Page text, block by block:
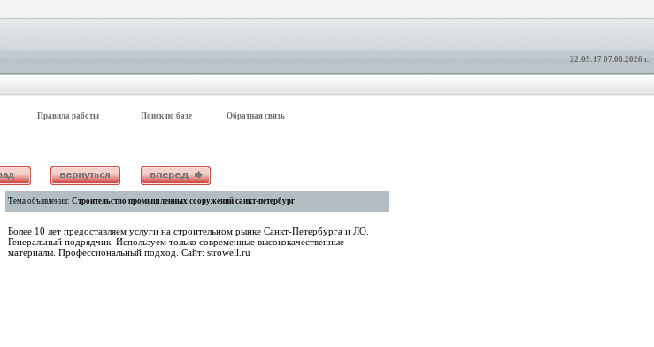
22:09:17 07.08.2026 г.
Правила работы Поиск по базе Обратная связь
Тема объявления: Строительство промышленных сооружений санкт-петербург
Более 10 лет предоставляем услуги на строительном рынке Санкт-Петербурга и ЛО.
Генеральный подрядчик. Используем только современные высококачественные
материалы. Профессиональный подход. Сайт: strowell.ru